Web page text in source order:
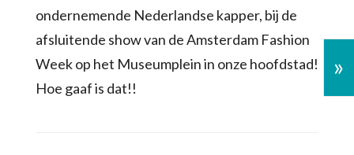
ondernemende Nederlandse kapper, bij de
afsluitende show van de Amsterdam Fashion
Week op het Museumplein in onze hoofdstad!
Hoe gaaf is dat!!
»